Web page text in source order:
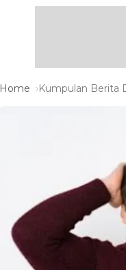
Home Kumpulan Berita